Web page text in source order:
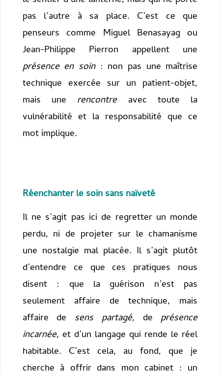
pas l’autre à sa place. C’est ce que
penseurs comme Miguel Benasayag ou
Jean-Philippe Pierron appellent une
présence en soin: non pas une maîtrise
technique exercée sur un patient-objet,
mais une rencontreavec toute la
vulnérabilité et la responsabilité que ce
mot implique.
Réenchanter le soin sans naïveté
Il ne s’agit pas ici de regretter un monde
perdu, ni de projeter sur le chamanisme
une nostalgie mal placée. Il s’agit plutôt
d’entendre ce que ces pratiques nous
disent : que la guérison n’est pas
seulement affaire de technique, mais
affaire de sens partagé, deprésence
incarnée, et d’un langage qui rende le réel
habitable. C’est cela, au fond, que je
cherche à offrir dans mon cabinet : un